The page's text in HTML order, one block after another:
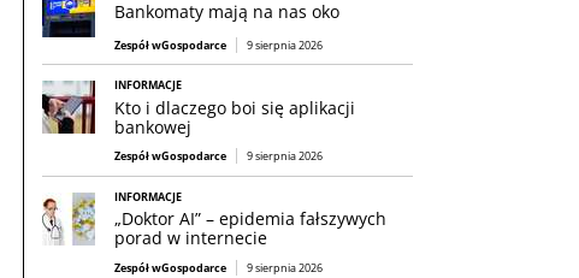
Bankomaty mają na nas oko
Zespół wGospodarce 9 sierpnia 2026
INFORMACJE
Kto i dlaczego boi się aplikacji
bankowej
Zespół wGospodarce 9 sierpnia 2026
INFORMACJE
„Doktor AI” – epidemia fałszywych
porad w internecie
Zespół wGospodarce 9 sierpnia 2026